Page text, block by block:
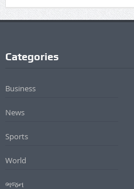
Categories
Business
News
Sports
World
ભજન